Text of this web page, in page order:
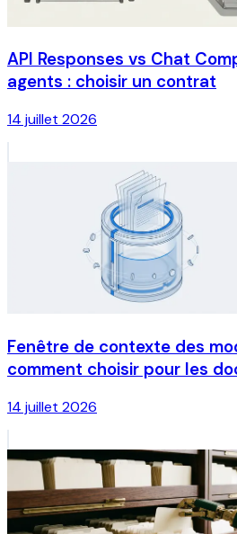
API Responses vs Chat
agents : choisir un contrat
14 juillet 2026
Fenêtre de contexte des
comment choisir pour les
14 juillet 2026